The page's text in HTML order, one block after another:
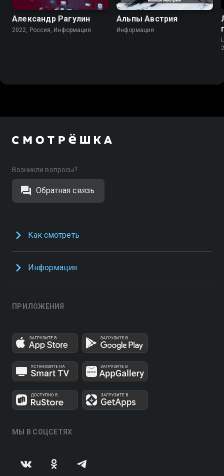
Александр Рагулин
2022, Россия, Информация
Альпы Австрия
Информация
Возникли вопросы?
Обратная связь
Как смотреть
Информация
ПРИЛОЖЕНИЯ
МЫ В СОЦСЕТЯХ